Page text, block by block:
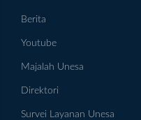
Berita
Youtube
Majalah Unesa
Direktori
Survei Layanan Unesa